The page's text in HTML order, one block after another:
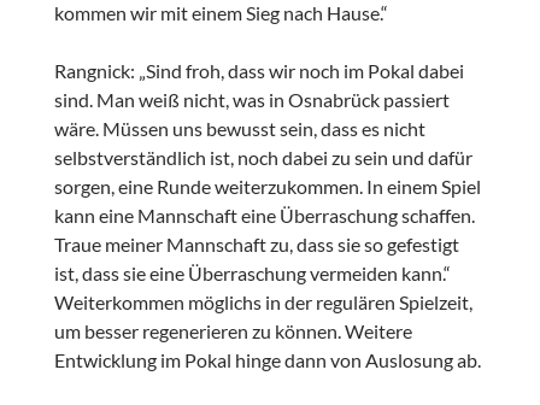
kommen wir mit einem Sieg nach Hause.“
Rangnick: „Sind froh, dass wir noch im Pokal dabei
sind. Man weiß nicht, was in Osnabrück passiert
wäre. Müssen uns bewusst sein, dass es nicht
selbstverständlich ist, noch dabei zu sein und dafür
sorgen, eine Runde weiterzukommen. In einem Spiel
kann eine Mannschaft eine Überraschung schaffen.
Traue meiner Mannschaft zu, dass sie so gefestigt
ist, dass sie eine Überraschung vermeiden kann.“
Weiterkommen möglichs in der regulären Spielzeit,
um besser regenerieren zu können. Weitere
Entwicklung im Pokal hinge dann von Auslosung ab.